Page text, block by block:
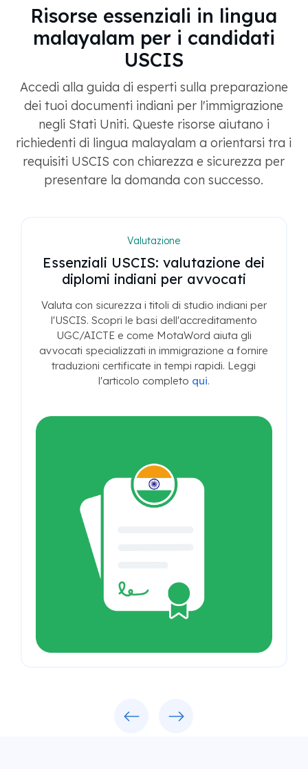
Risorse essenziali in lingua
malayalam per i candidati
USCIS
Accedi alla guida di esperti sulla preparazione
dei tuoi documenti indiani per l'immigrazione
negli Stati Uniti. Queste risorse aiutano i
richiedenti di lingua malayalam a orientarsi tra i
requisiti USCIS con chiarezza e sicurezza per
presentare la domanda con successo.
Valutazione
Essenziali USCIS: valutazione dei
diplomi indiani per avvocati
Valuta con sicurezza i titoli di studio indiani per
l'USCIS. Scopri le basi dell'accreditamento
UGC/AICTE e come MotaWord aiuta gli
avvocati specializzati in immigrazione a fornire
traduzioni certificate in tempi rapidi. Leggi
l'articolo completo qui.